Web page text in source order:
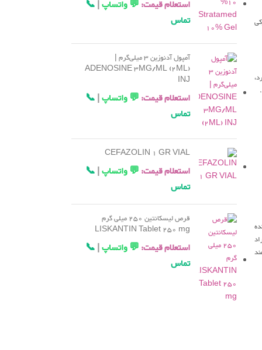
چرکی
خواهند
استعلام قیمت:💬 واتساپ|
📞
تماس
آمپول آدنوزین 3 میلی‌گرم |
ADENOSINE 3MG/ML (2ML)
INJ
استعلام قیمت:💬 واتساپ|
📞
تماس
CEFAZOLIN 1 GR VIAL
استعلام قیمت:💬 واتساپ|
📞
تماس
قرص لیسکانتین 250 میلی گرم
LISKANTIN Tablet 250 mg
استعلام قیمت:💬 واتساپ|
📞
تماس